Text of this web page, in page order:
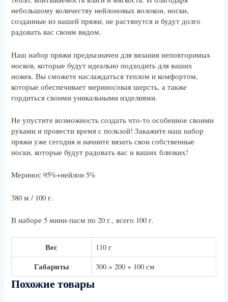
небольшому количеству нейлоновых волокон, носки,
созданные из нашей пряжи, не растянутся и будут долго
радовать вас своим видом.
Наш набор пряжи предназначен для вязания неповторимых
носков, которые будут идеально подходить для ваших
ножек. Вы сможете наслаждаться теплом и комфортом,
которые обеспечивает мериносовая шерсть, а также
гордиться своими уникальными изделиями.
Не упустите возможность создать что-то особенное своими
руками и провести время с пользой! Закажите наш набор
пряжи уже сегодня и начните вязать свои собственные
носки, которые будут радовать вас и ваших близких!
Меринос 95%+нейлон 5%
380 м / 100 г.
В наборе 5 мини-пасм по 20 г., всего 100 г.
Вес 110 г
Габариты 300 × 200 × 100 см
Похожие товары